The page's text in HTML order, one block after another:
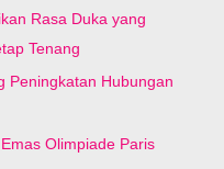
Rasa Duka yang
Tenang
Peningkatan Hubungan
Olimpiade Paris